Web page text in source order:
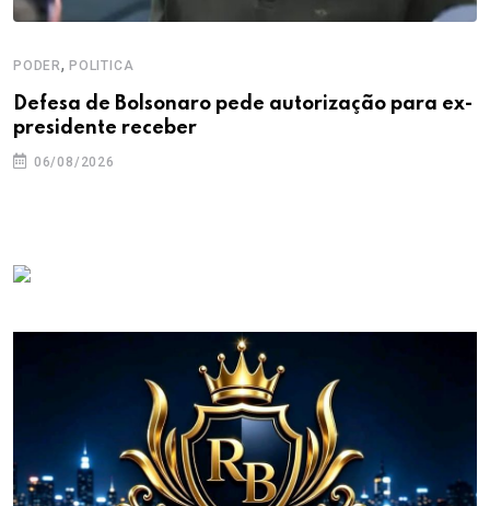
PODER, POLITICA
Defesa de Bolsonaro pede autorização para ex-
presidente receber
06/08/2026